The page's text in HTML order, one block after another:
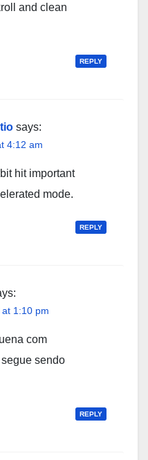
and clean
REPLY
says:
4:12 am
hit important
mode.
REPLY
1:10 pm
com
sendo
REPLY